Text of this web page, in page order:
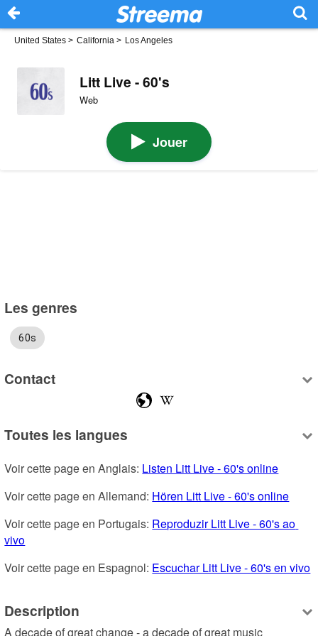
United States > California > Los Angeles
Litt Live - 60's
Web
Jouer
Les genres
60s
Contact
Toutes les langues
Voir cette page en Anglais: Listen Litt Live - 60's online
Voir cette page en Allemand: Hören Litt Live - 60's online
Voir cette page en Portugais: Reproduzir Litt Live - 60's ao
vivo
Voir cette page en Espagnol: Escuchar Litt Live - 60's en vivo
Description
A decade of great change - a decade of great music